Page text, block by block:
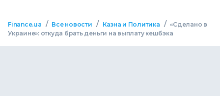
Finance.ua / Все новости / Казна и Политика / «Сделано в
Украине»: откуда брать деньги на выплату кешбэка